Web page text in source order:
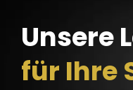
Unsere
für Ihre